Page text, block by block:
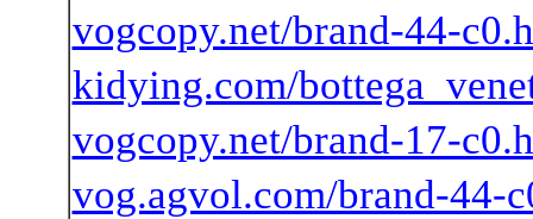
vogcopy.net/brand-44-
kidying.com/
vogcopy.net/brand-17-
vog.agvol.com/brand-